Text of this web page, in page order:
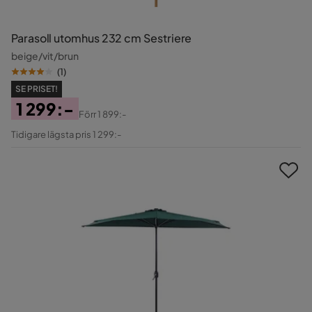
Parasoll utomhus 232 cm Sestriere
beige/vit/brun
(1)
SE PRISET!
Pris
1 299:-
Original
Förr1 899:-
Tidigare lägsta pris 1 299:-